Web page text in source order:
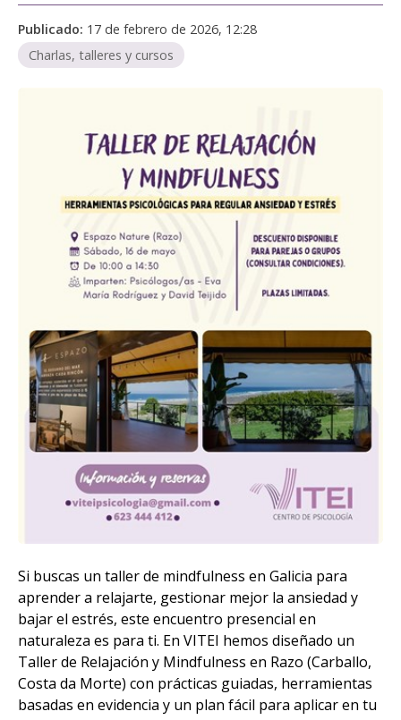
Publicado: 17 de febrero de 2026, 12:28
Charlas, talleres y cursos
Si buscas un taller de mindfulness en Galicia para
aprender a relajarte, gestionar mejor la ansiedad y
bajar el estrés, este encuentro presencial en
naturaleza es para ti. En VITEI hemos diseñado un
Taller de Relajación y Mindfulness en Razo (Carballo,
Costa da Morte) con prácticas guiadas, herramientas
basadas en evidencia y un plan fácil para aplicar en tu